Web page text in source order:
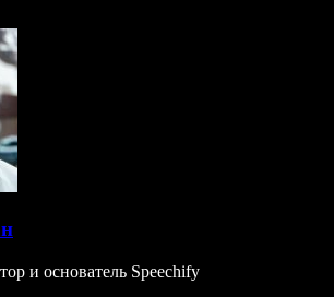
и основатель Speechify